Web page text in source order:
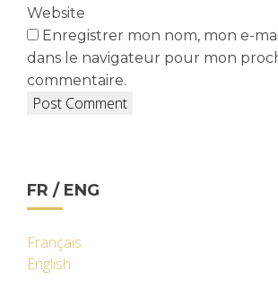
Website
Enregistrer mon nom, mon e-
dans le navigateur pour mon
commentaire.
FR / ENG
Français
English